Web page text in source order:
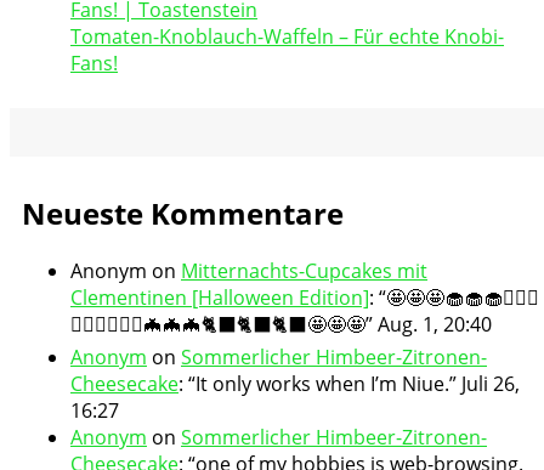
Tomaten-Knoblauch-Waffeln – Für echte Knobi-
Fans!
Neueste Kommentare
Anonym on Mitternachts-Cupcakes mit
Clementinen [Halloween Edition]: “🤩🤩🤩🧁🧁🧁🧛🏻‍♀️
🧛🏻‍♀️🧛🏻‍♀️🦇🦇🦇🐈‍⬛🐈‍⬛🐈‍⬛🤩🤩🤩”Aug. 1, 20:40
Anonym on Sommerlicher Himbeer-Zitronen-
Cheesecake: “It only works when I’m Niue.” Juli 26,
16:27
Anonym on Sommerlicher Himbeer-Zitronen-
Cheesecake: “one of my hobbies is web-browsing.